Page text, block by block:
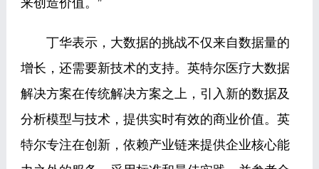
来创造价值。”
丁华表示，大数据的挑战不仅来自数据量的
增长，还需要新技术的支持。英特尔医疗大数据
解决方案在传统解决方案之上，引入新的数据及
分析模型与技术，提供实时有效的商业价值。英
特尔专注在创新，依赖产业链来提供企业核心能